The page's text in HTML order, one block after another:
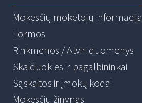
Mokesčių mokėtojų informacija
Formos
Rinkmenos / Atviri duomenys
Skaičiuoklės ir pagalbininkai
Sąskaitos ir įmokų kodai
Mokesčių žinynas